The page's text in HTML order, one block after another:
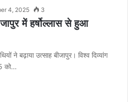
4, 2025 3
में हर्षोल्लास से हुआ
ने बढ़ाया उत्साह बीजापुर। विश्व दिव्यांग
को…